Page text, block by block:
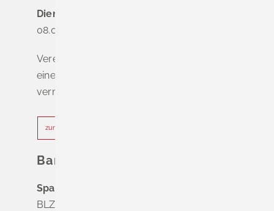
Dienstag - Freitag
08.00 - 12.00 Uhr
Vereinbaren Sie online oder telefonisch
einen Termin, um Wartezeiten zu
vermeiden.
zur Terminvereinbarung
Bankverbindung
Sparkasse Markgräflerland Müllheim
BLZ 683 518 65